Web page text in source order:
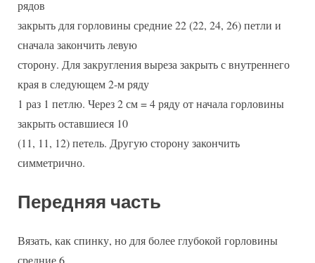
рядов
закрыть для горловины средние 22 (22, 24, 26) петли и
сначала закончить левую
сторону. Для закругления выреза закрыть с внутреннего
края в следующем 2-м ряду
1 раз 1 петлю. Через 2 см = 4 ряду от начала горловины
закрыть оставшиеся 10
(11, 11, 12) петель. Другую сторону закончить
симметрично.
Передняя часть
Вязать, как спинку, но для более глубокой горловины
средние 6